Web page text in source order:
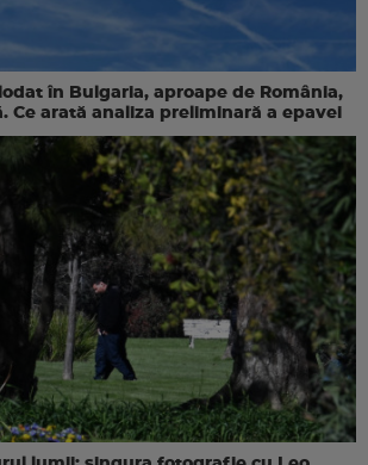
în Bulgaria, aproape de România,
Ce arată analiza preliminară a epavei